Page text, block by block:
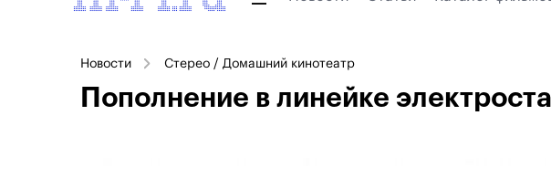
Новости Стерео / Домашний кинотеатр
Пополнение в линейке